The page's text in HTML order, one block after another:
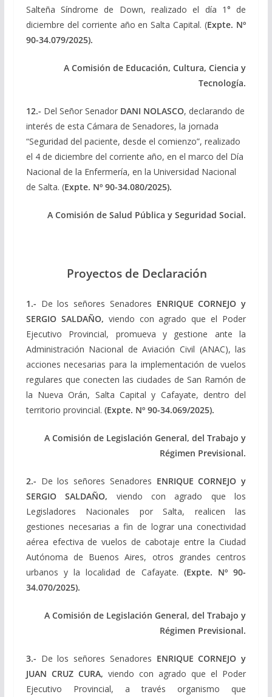
Salteña Síndrome de Down, realizado el día 1° de
diciembre del corriente año en Salta Capital. (Expte. Nº
90-34.079/2025).
A Comisión de Educación, Cultura, Ciencia y
Tecnología.
12.- Del Señor Senador DANI NOLASCO, declarando de
interés de esta Cámara de Senadores, la jornada
“Seguridad del paciente, desde el comienzo”, realizado
el 4 de diciembre del corriente año, en el marco del Día
Nacional de la Enfermería, en la Universidad Nacional
de Salta. (Expte. Nº 90-34.080/2025).
A Comisión de Salud Pública y Seguridad Social.
Proyectos de Declaración
1.- De los señores Senadores ENRIQUE CORNEJO y
SERGIO SALDAÑO, viendo con agrado que el Poder
Ejecutivo Provincial, promueva y gestione ante la
Administración Nacional de Aviación Civil (ANAC), las
acciones necesarias para la implementación de vuelos
regulares que conecten las ciudades de San Ramón de
la Nueva Orán, Salta Capital y Cafayate, dentro del
territorio provincial. (Expte. Nº 90-34.069/2025).
A Comisión de Legislación General, del Trabajo y
Régimen Previsional.
2.- De los señores Senadores ENRIQUE CORNEJO y
SERGIO SALDAÑO, viendo con agrado que los
Legisladores Nacionales por Salta, realicen las
gestiones necesarias a fin de lograr una conectividad
aérea efectiva de vuelos de cabotaje entre la Ciudad
Autónoma de Buenos Aires, otros grandes centros
urbanos y la localidad de Cafayate. (Expte. Nº 90-
34.070/2025).
A Comisión de Legislación General, del Trabajo y
Régimen Previsional.
3.- De los señores Senadores ENRIQUE CORNEJO y
JUAN CRUZ CURA, viendo con agrado que el Poder
Ejecutivo Provincial, a través organismo que